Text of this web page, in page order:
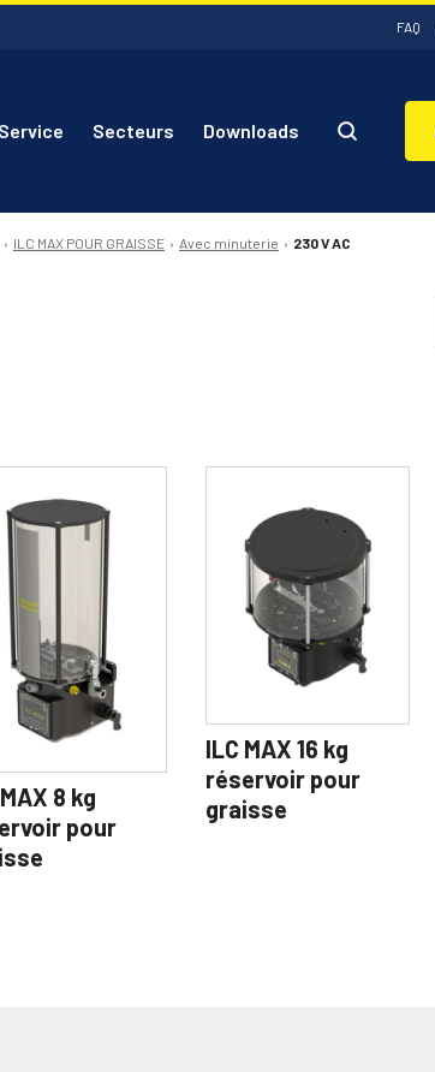
FAQ
Secteurs Downloads
ILC MAX POUR GRAISSE Avec minuterie 230 V AC
8 kg
pour
ILC MAX 16 kg
réservoir pour
graisse